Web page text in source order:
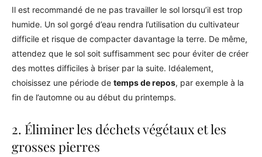
Il est recommandé de ne pas travailler le sol lorsqu’il est trop
humide. Un sol gorgé d’eau rendra l’utilisation du cultivateur
difficile et risque de compacter davantage la terre. De même,
attendez que le sol soit suffisamment sec pour éviter de créer
des mottes difficiles à briser par la suite. Idéalement,
choisissez une période de temps de repos, par exemple à la
fin de l’automne ou au début du printemps.
2. Éliminer les déchets végétaux et les
grosses pierres